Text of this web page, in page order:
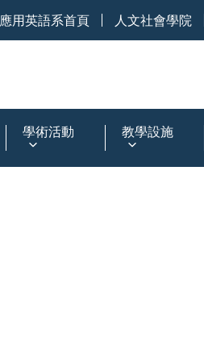
應用英語系首頁 人文社會學院
學術活動 教學設施